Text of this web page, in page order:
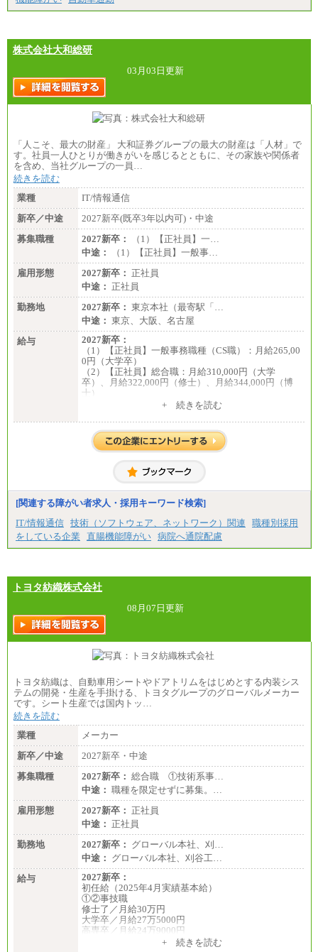
大学院博士 ： 月給345,700円～
高専・短大： 月給285,700円～
＜一般職＞
大学(学部・院)・高専（専攻科）： 月給253,100
円～
高専・短大： 月給248,100円～
※試用期間中の条件変更：無
株式会社大和総研
03月03日更新
「人こそ、最大の財産」 大和証券グループの最大の財産は「人材」で
す。社員一人ひとりが働きがいを感じるとともに、その家族や関係者
を含め、当社グループの一員…
続きを読む
業種
IT/情報通信
新卒／中途
2027新卒(既卒3年以内可)・中途
募集職種
2027新卒：
（1）【正社員】一…
中途：
（1）【正社員】一般事…
雇用形態
2027新卒： 正社員
中途： 正社員
勤務地
2027新卒： 東京本社（最寄駅「…
中途： 東京、大阪、名古屋
給与
2027新卒：
（1）【正社員】一般事務職種（CS職）：月給265,00
0円（大学卒）
（2）【正社員】総合職：月給310,000円（大学
卒）、月給322,000円（修士）、月給344,000円（博
士）
いません。
※一般事務職種（CS職）の大学院修了者は大学卒の
金額を最低額とし、
たします。
下記は新卒採用の給与です。経験者採用の場合、下
記を再下限としてご経験に応じた金額となります。
（1）【正社員】一般事務職種（CS職）：月給255,00
0円（大学卒）
（2）【正社員】総合職：月給300,000円（大学卒）
+ 続きを読む
[関連する障がい者求人・採用キーワード検索]
IT/情報通信 技術（ソフトウェア、ネットワーク）関連
職種別採用
をしている企業
直腸機能障がい 病院へ通院配慮
トヨタ紡織株式会社
08月07日更新
トヨタ紡織は、自動車用シートやドアトリムをはじめとする内装シス
テムの開発・生産を手掛ける、トヨタグループのグローバルメーカー
です。シート生産では国内トッ…
続きを読む
業種
メーカー
新卒／中途
2027新卒・中途
募集職種
2027新卒： 総合職 ①技術系事…
中途： 職種を限定せずに募集。…
雇用形態
2027新卒： 正社員
中途： 正社員
勤務地
2027新卒： グローバル本社、刈…
中途： グローバル本社、刈谷工…
給与
2027新卒：
初任給（2025年4月実績基本給）
①②事技職
修士了／月給30万円
大学卒／月給27万5000円
高専卒／月給24万9000円
+ 続きを読む